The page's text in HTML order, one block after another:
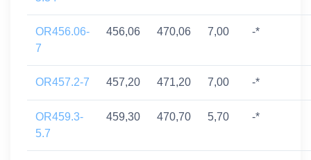
OR456.06-
7
456,06 470,06 7,00 -*
OR457.2-7 457,20 471,20 7,00 -*
OR459.3-
5.7
459,30 470,70 5,70 -*